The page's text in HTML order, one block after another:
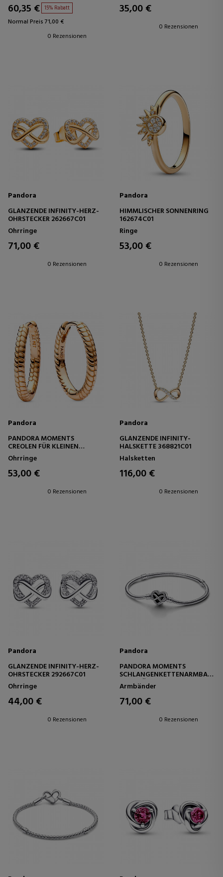
60,35 € 15% Rabatt
Normal Preis 71,00 €
0 Rezensionen
35,00 €
0 Rezensionen
Pandora
GLÄNZENDE INFINITY-HERZ-
OHRSTECKER 262667C01
Ohrringe
71,00 €
0 Rezensionen
Pandora
HIMMLISCHER SONNENRING
162674C01
Ringe
53,00 €
0 Rezensionen
Pandora
PANDORA MOMENTS
CREOLEN FÜR KLEINEN
CHARM 262728C00
Ohrringe
53,00 €
0 Rezensionen
Pandora
GLÄNZENDE INFINITY-
HALSKETTE 368821C01
Halsketten
116,00 €
0 Rezensionen
Pandora
GLÄNZENDE INFINITY-HERZ-
OHRSTECKER 292667C01
Ohrringe
44,00 €
0 Rezensionen
Pandora
PANDORA MOMENTS
SCHLANGENKETTENARMBAND
MIT GLÄNZENDEM INFINITY-
HERZVERSCHLUSS 592645C01
Armbänder
71,00 €
0 Rezensionen